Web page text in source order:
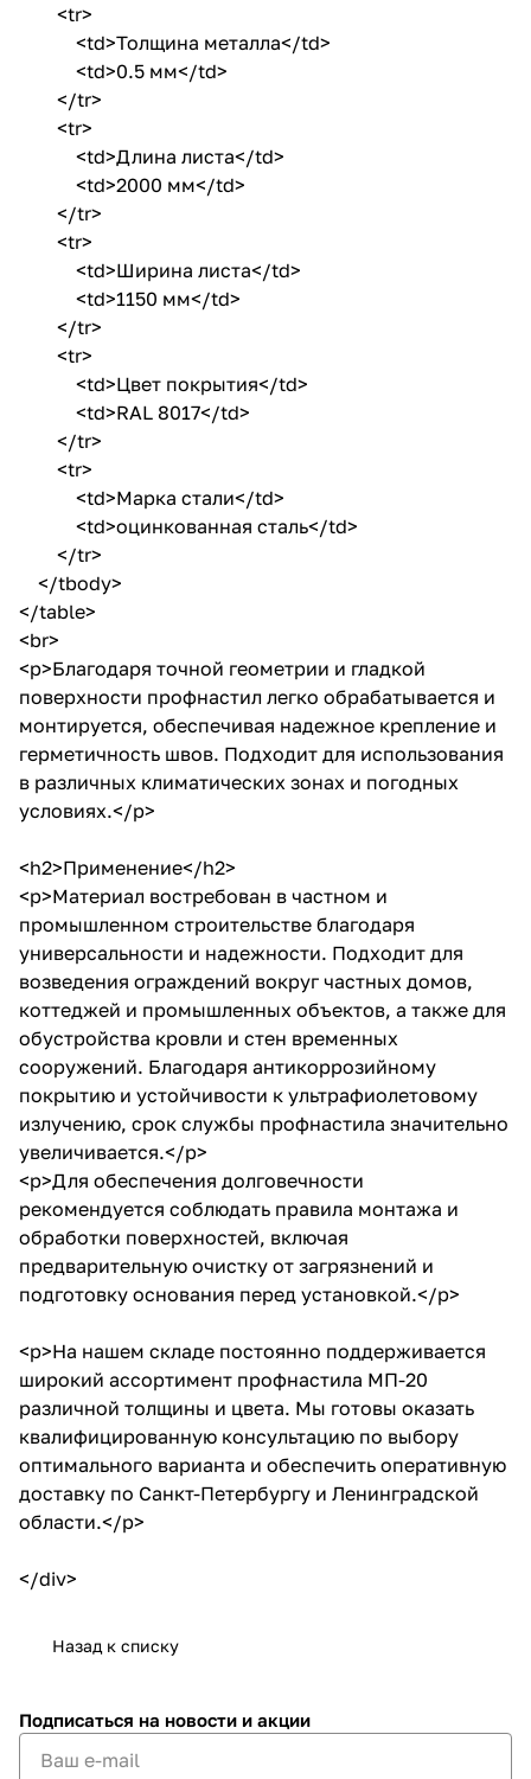
<tr>
<td>Толщина металла</td>
<td>0.5 мм</td>
</tr>
<tr>
<td>Длина листа</td>
<td>2000 мм</td>
</tr>
<tr>
<td>Ширина листа</td>
<td>1150 мм</td>
</tr>
<tr>
<td>Цвет покрытия</td>
<td>RAL 8017</td>
</tr>
<tr>
<td>Марка стали</td>
<td>оцинкованная сталь</td>
</tr>
</tbody>
</table>
<br>
<p>Благодаря точной геометрии и гладкой
поверхности профнастил легко обрабатывается и
монтируется, обеспечивая надежное крепление и
герметичность швов. Подходит для использования
в различных климатических зонах и погодных
условиях.</p>
<h2>Применение</h2>
<p>Материал востребован в частном и
промышленном строительстве благодаря
универсальности и надежности. Подходит для
возведения ограждений вокруг частных домов,
коттеджей и промышленных объектов, а также для
обустройства кровли и стен временных
сооружений. Благодаря антикоррозийному
покрытию и устойчивости к ультрафиолетовому
излучению, срок службы профнастила значительно
увеличивается.</p>
<p>Для обеспечения долговечности
рекомендуется соблюдать правила монтажа и
обработки поверхностей, включая
предварительную очистку от загрязнений и
подготовку основания перед установкой.</p>
<p>На нашем складе постоянно поддерживается
широкий ассортимент профнастила МП-20
различной толщины и цвета. Мы готовы оказать
квалифицированную консультацию по выбору
оптимального варианта и обеспечить оперативную
доставку по Санкт-Петербургу и Ленинградской
области.</p>
</div>
Назад к списку
Подписаться на новости и акции